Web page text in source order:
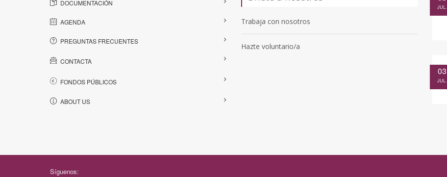
DOCUMENTACIÓN
AGENDA
PREGUNTAS FRECUENTES
CONTACTA
FONDOS PÚBLICOS
ABOUT US
Trabaja con nosotros
Hazte voluntario/a
JUL.
03
JUL.
Síguenos: